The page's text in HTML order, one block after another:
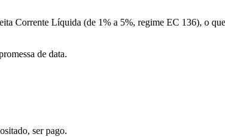
Corrente Líquida (de 1% a 5%, regime EC 136), o
de data.
ser pago.